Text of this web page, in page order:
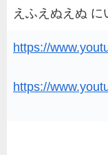
えふえぬえぬ に
https://
https://